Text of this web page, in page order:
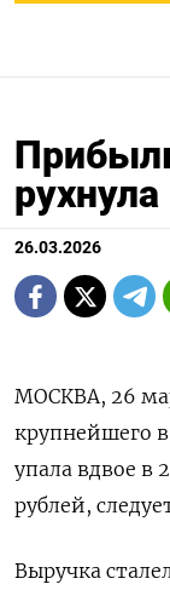
26.03.2026
МОСКВА, 26
крупнейшего
упала вдвое ​в
‌рублей,
Выручка